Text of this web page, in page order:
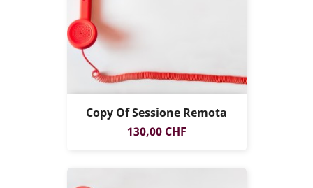
Copy Of Sessione Remota
Prezzo
130,00 CHF